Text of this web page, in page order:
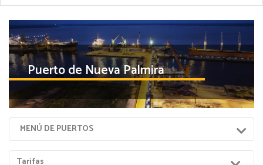
Puerto de Nueva Palmira
Menú
Sección
Puerto
MENÚ DE PUERTOS
Menú
Tarifas